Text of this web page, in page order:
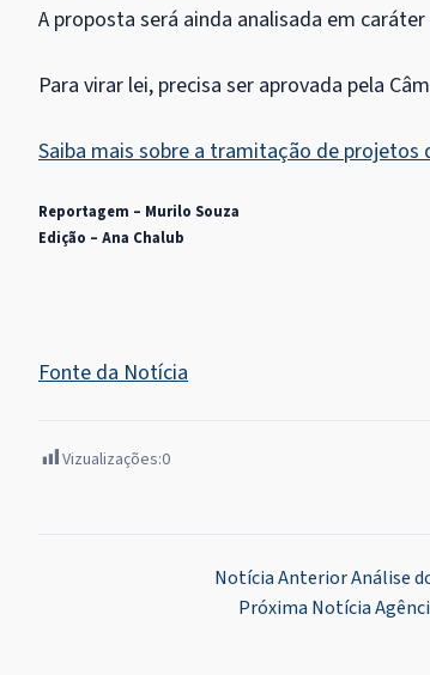
A proposta será ainda analisada em
Para virar lei, precisa ser aprovada pela
Saiba mais sobre a tramitação de projetos
Reportagem – Murilo Souza
Edição – Ana Chalub
Fonte da Notícia
Vizualizações:0
Notícia AnteriorAnálise
Próxima Notícia